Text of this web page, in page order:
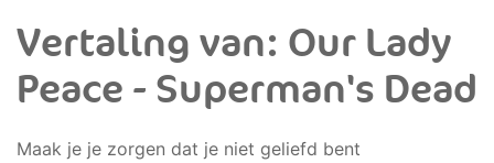
Vertaling van: Our Lady
Peace - Superman's Dead
Maak je je zorgen dat je niet geliefd bent